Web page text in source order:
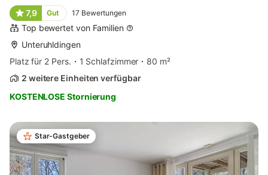
7,9 Gut 17 Bewertungen
Top bewertet von Familien
Unteruhldingen
Platz für 2 Pers.
1 Schlafzimmer
80 m²
2 weitere Einheiten verfügbar
KOSTENLOSE Stornierung
Star-Gastgeber